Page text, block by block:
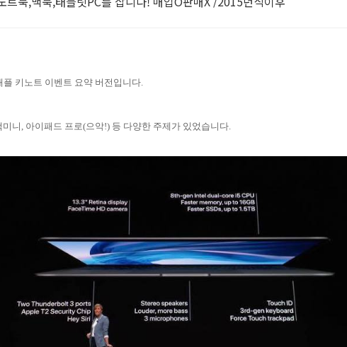
플 키노트 이벤트 요약 버전입니다.
니, 아이패드 프로(으악!) 등 다양한 주제가 있었습니다.